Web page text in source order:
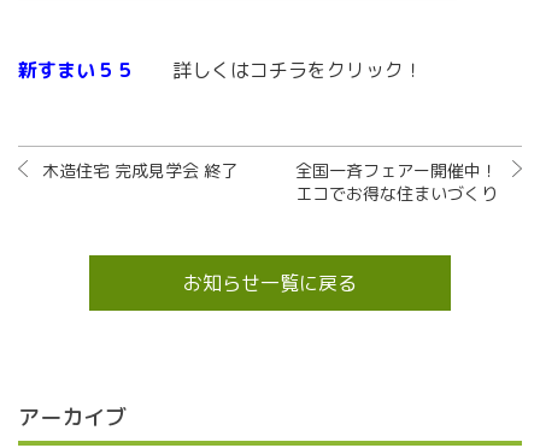
新すまい５５ 詳しくはコチラをクリック！
木造住宅 完成見学会 終了
全国一斉フェアー開催中！
エコでお得な住まいづくり
お知らせ一覧に戻る
アーカイブ